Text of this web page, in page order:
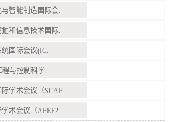
智能制造国际会.
和信息技术国际.
国际会议(IC.
程与控制科学.
学术会议（SCAP.
术会议（APEF2.